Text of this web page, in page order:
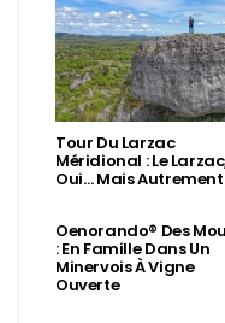
Tour Du Larzac
Méridional : Le
Oui… Mais Autrement
Oenorando® Des
: En Famille Dans Un
Minervois À Vigne
Ouverte